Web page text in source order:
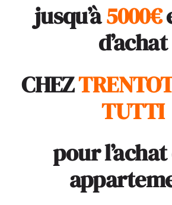
jusqu’à5000€
d’achat
CHEZ
TUTTI
pour l’achat